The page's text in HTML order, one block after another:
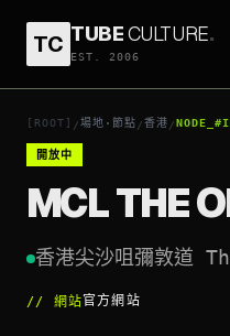
TC TUBECULTURE.
EST. 2006
[ROOT] /場地·節點 /香港 /
開放中
MCL THE
香港尖沙咀彌敦道
// 網站官方網站
MCL THE ONE 戲院